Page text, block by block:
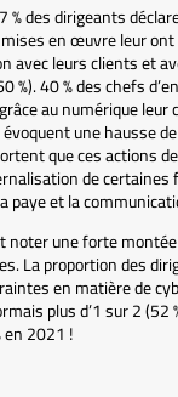
% des dirigeants
en œuvre leur
avec leurs clients et
%). 40 % des chefs
au numérique leur
une hausse
que ces actions
de
paye et la
noter une forte
La proportion des
en matière de
plus d’1 sur 2 (52
2021 !